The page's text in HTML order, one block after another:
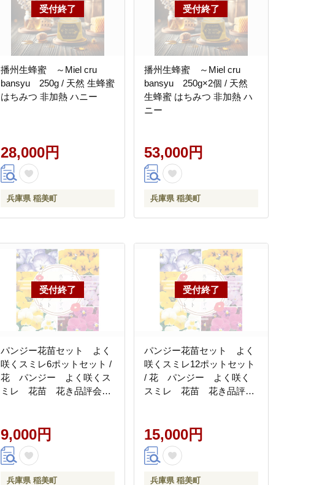
播州生蜂蜜 ～Miel cru
bansyu 250g / 天然 生蜂蜜
はちみつ 非加熱 ハニー
28,000円
兵庫県 稲美町
播州生蜂蜜 ～Miel cru
bansyu 250g×2個 / 天然
生蜂蜜 はちみつ 非加熱 ハ
ニー
53,000円
兵庫県 稲美町
パンジー花苗セット よく
咲くスミレ6ポットセット /
花 パンジー よく咲くス
ミレ 花苗 花き品評会理
の苗 花の苗物
9,000円
兵庫県 稲美町
パンジー花苗セット よく
咲くスミレ12ポットセット
/ 花 パンジー よく咲く
スミレ 花苗 花き品評会
花の苗 花の苗物
15,000円
兵庫県 稲美町